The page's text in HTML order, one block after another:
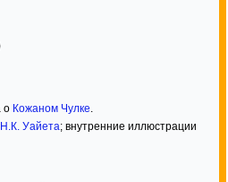
о Кожаном Чулке.
Н.К. Уайета; внутренние иллюстрации